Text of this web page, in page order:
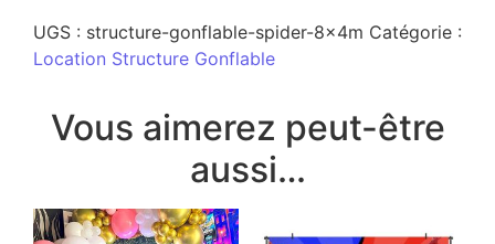
UGS : structure-gonflable-spider-8x4m Catégorie :
Location Structure Gonflable
Vous aimerez peut-être
aussi…